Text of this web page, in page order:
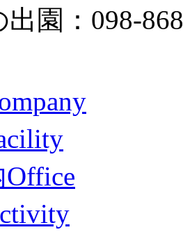
園： 098-
Office